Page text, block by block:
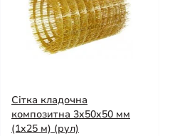
Сітка кладочна
композитна 3x50x50 мм
(1x25 м) (рул)